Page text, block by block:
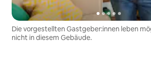
Die vorgestellten Gastgeber:innen leben
nicht in diesem Gebäude.